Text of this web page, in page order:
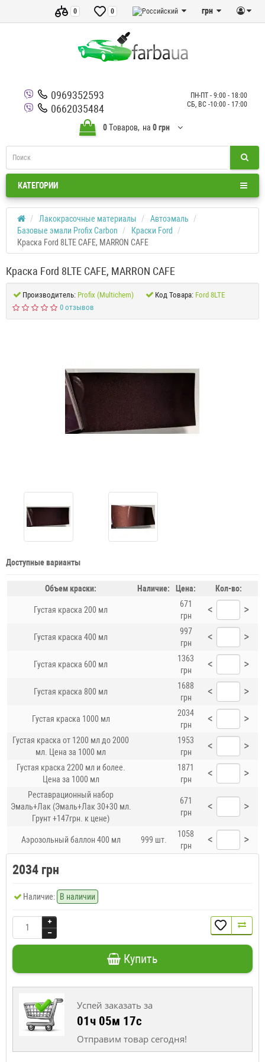
грн
0
0
0969352593
0662035484
ПН-ПТ - 9:00 - 18:00
СБ, ВС -10:00 - 17:00
0Tоваров, на 0 грн
КАТЕГОРИИ
Лакокрасочные материалы
Автоэмаль
Базовые эмали Profix Carbon
Краски Ford
Краска Ford 8LTE CAFE, MARRON CAFE
Краска Ford 8LTE CAFE, MARRON CAFE
Производитель: Profix (Multichem) Код Товара: Ford 8LTE
0 отзывов
Доступные варианты
Объем краски: Наличие: Цена: Кол-во:
Густая краска 200 мл
671
грн
< >
Густая краска 400 мл
997
грн
< >
Густая краска 600 мл
1363
грн
< >
Густая краска 800 мл
1688
грн
< >
Густая краска 1000 мл
2034
грн
< >
Густая краска от 1200 мл до 2000
мл. Цена за 1000 мл
1953
грн
< >
Густая краска 2200 мл и более.
Цена за 1000 мл
1871
грн
< >
Реставрационный набор
Эмаль+Лак (Эмаль+Лак 30+30 мл.
Грунт +147грн. к цене)
671
грн
< >
Аэрозольный баллон 400 мл 999 шт.
1058
грн
< >
2034 грн
Наличие: В наличии
Купить
Успей заказать за
01ч 05м 16с
Отправим товар сегодня!